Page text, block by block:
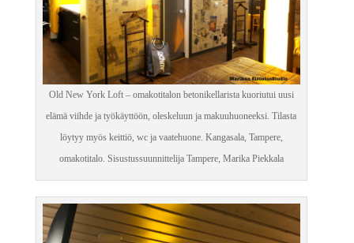
Old New York Loft – omakotitalon betonikellarista kuoriutui uusi
elämä viihde ja työkäyttöön, oleskeluun ja makuuhuoneeksi. Tilasta
löytyy myös keittiö, wc ja vaatehuone. Kangasala, Tampere,
omakotitalo. Sisustussuunnittelija Tampere, Marika Piekkala